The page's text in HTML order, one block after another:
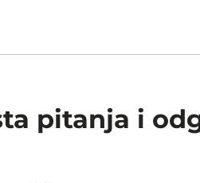
pitanja i